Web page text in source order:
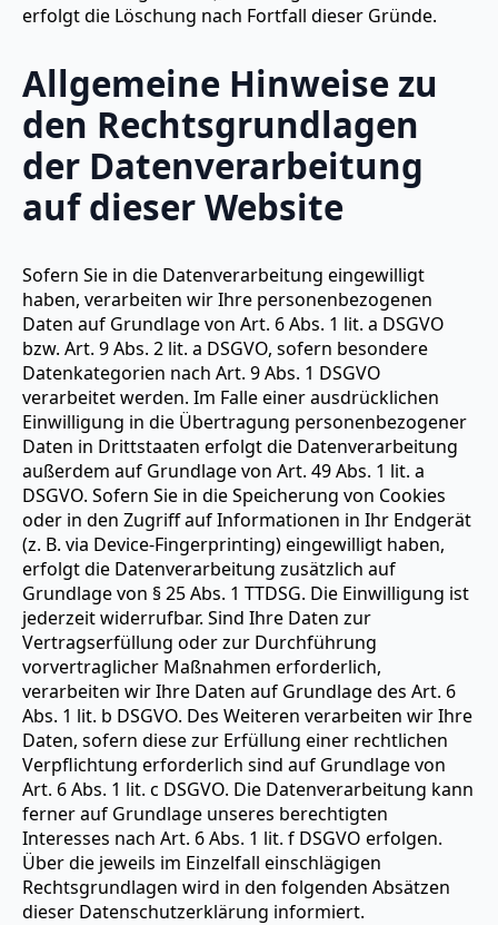
erfolgt die Löschung nach Fortfall dieser Gründe.
Allgemeine Hinweise zu
den Rechtsgrundlagen
der Datenverarbeitung
auf dieser Website
Sofern Sie in die Datenverarbeitung eingewilligt
haben, verarbeiten wir Ihre personenbezogenen
Daten auf Grundlage von Art. 6 Abs. 1 lit. a DSGVO
bzw. Art. 9 Abs. 2 lit. a DSGVO, sofern besondere
Datenkategorien nach Art. 9 Abs. 1 DSGVO
verarbeitet werden. Im Falle einer ausdrücklichen
Einwilligung in die Übertragung personenbezogener
Daten in Drittstaaten erfolgt die Datenverarbeitung
außerdem auf Grundlage von Art. 49 Abs. 1 lit. a
DSGVO. Sofern Sie in die Speicherung von Cookies
oder in den Zugriff auf Informationen in Ihr Endgerät
(z. B. via Device-Fingerprinting) eingewilligt haben,
erfolgt die Datenverarbeitung zusätzlich auf
Grundlage von § 25 Abs. 1 TTDSG. Die Einwilligung ist
jederzeit widerrufbar. Sind Ihre Daten zur
Vertragserfüllung oder zur Durchführung
vorvertraglicher Maßnahmen erforderlich,
verarbeiten wir Ihre Daten auf Grundlage des Art. 6
Abs. 1 lit. b DSGVO. Des Weiteren verarbeiten wir Ihre
Daten, sofern diese zur Erfüllung einer rechtlichen
Verpflichtung erforderlich sind auf Grundlage von
Art. 6 Abs. 1 lit. c DSGVO. Die Datenverarbeitung kann
ferner auf Grundlage unseres berechtigten
Interesses nach Art. 6 Abs. 1 lit. f DSGVO erfolgen.
Über die jeweils im Einzelfall einschlägigen
Rechtsgrundlagen wird in den folgenden Absätzen
dieser Datenschutzerklärung informiert.